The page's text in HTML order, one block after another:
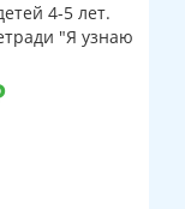
4-5 лет.
"Я узнаю